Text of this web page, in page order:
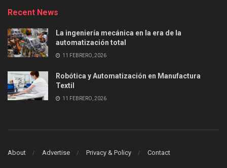
Recent News
La ingeniería mecánica en la era de la
automatización total
11 FEBRERO, 2026
Robótica y Automatización en Manufactura
Textil
11 FEBRERO, 2026
About Advertise Privacy & Policy Contact